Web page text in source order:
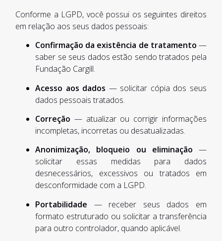
Conforme a LGPD, você possui os seguintes direitos
em relação aos seus dados pessoais:
Confirmação da existência de tratamento —
saber se seus dados estão sendo tratados pela
Fundação Cargill.
Acesso aos dados — solicitar cópia dos seus
dados pessoais tratados.
Correção — atualizar ou corrigir informações
incompletas, incorretas ou desatualizadas.
Anonimização, bloqueio ou eliminação —
solicitar essas medidas para dados
desnecessários, excessivos ou tratados em
desconformidade com a LGPD.
Portabilidade — receber seus dados em
formato estruturado ou solicitar a transferência
para outro controlador, quando aplicável.